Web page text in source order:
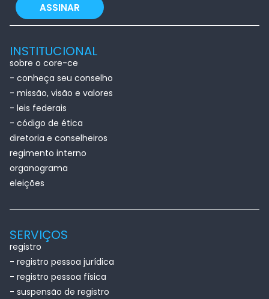
ASSINAR
INSTITUCIONAL
sobre o core-ce
- conheça seu conselho
- missão, visão e valores
- leis federais
- código de ética
diretoria e conselheiros
regimento interno
organograma
eleições
SERVIÇOS
registro
- registro pessoa jurídica
- registro pessoa física
- suspensão de registro